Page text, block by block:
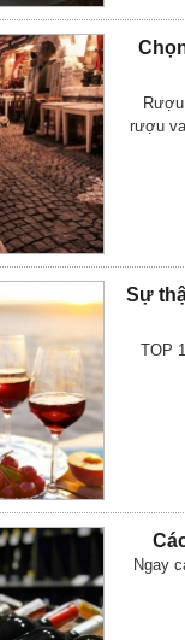
rượu
Sự
TOP
Ngay